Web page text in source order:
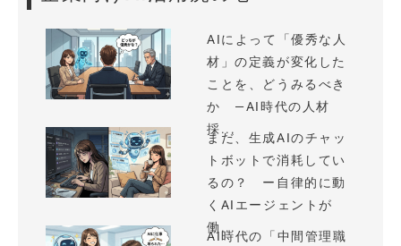
AIによって「優秀な人
材」の定義が変化した
ことを、どうみるべき
か —AI時代の人材
採...
まだ、生成AIのチャッ
トボットで消耗してい
るの？ ー自律的に動
くAIエージェントが
働...
AI時代の「中間管理職